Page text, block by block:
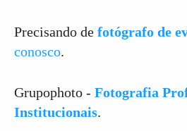
Precisando de fotógrafo de
conosco.
Grupophoto - Fotografia
Institucionais.